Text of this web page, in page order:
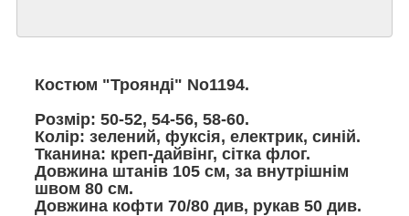
Костюм "Троянді" No1194.
Розмір: 50-52, 54-56, 58-60.
Колір: зелений, фуксія, електрик, синій.
Тканина: креп-дайвінг, сітка флог.
Довжина штанів 105 см, за внутрішнім
швом 80 см.
Довжина кофти 70/80 див, рукав 50 див.